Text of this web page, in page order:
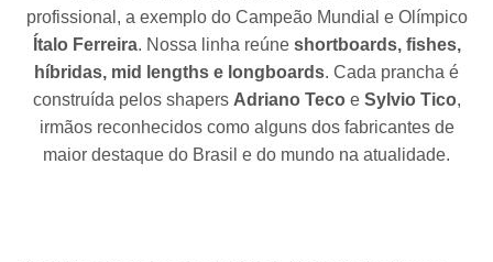
profissional, a exemplo do Campeão Mundial e Olímpico
Ítalo Ferreira. Nossa linha reúne shortboards, fishes,
híbridas, mid lengths e longboards. Cada prancha é
construída pelos shapers Adriano Tecoe Sylvio Tico,
irmãos reconhecidos como alguns dos fabricantes de
maior destaque do Brasil e do mundo na atualidade.